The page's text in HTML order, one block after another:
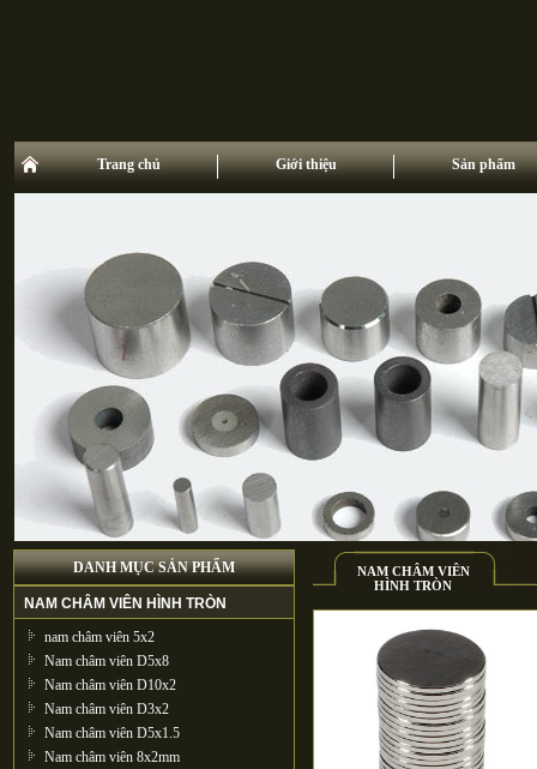
Trang chủ Giới thiệu Sản phẩm
DANH MỤC SẢN PHẨM
NAM CHÂM VIÊN HÌNH TRÒN
nam châm viên 5x2
Nam châm viên D5x8
Nam châm viên D10x2
Nam châm viên D3x2
Nam châm viên D5x1.5
Nam châm viên 8x2mm
NAM CHÂM VIÊN
HÌNH TRÒN